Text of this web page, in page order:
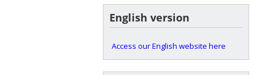
English version
Access our English website here